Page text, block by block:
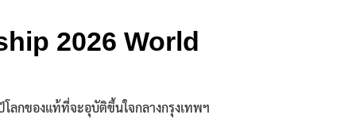
2026 World
ลกของแท้ที่จะอุบัติขึ้นใจกลางกรุงเทพฯ